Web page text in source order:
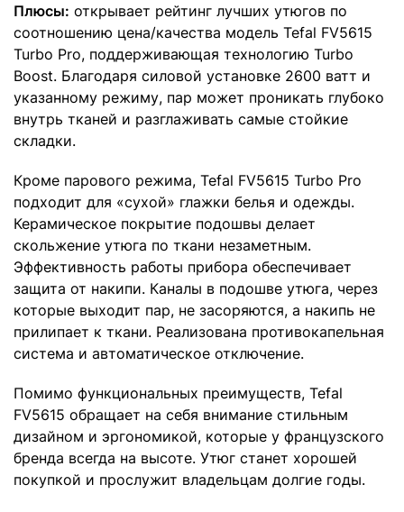
Плюсы: открывает рейтинг лучших утюгов по
соотношению цена/качества модель Tefal FV5615
Turbo Pro, поддерживающая технологию Turbo
Boost. Благодаря силовой установке 2600 ватт и
указанному режиму, пар может проникать глубоко
внутрь тканей и разглаживать самые стойкие
складки.
Кроме парового режима, Tefal FV5615 Turbo Pro
подходит для «сухой» глажки белья и одежды.
Керамическое покрытие подошвы делает
скольжение утюга по ткани незаметным.
Эффективность работы прибора обеспечивает
защита от накипи. Каналы в подошве утюга, через
которые выходит пар, не засоряются, а накипь не
прилипает к ткани. Реализована противокапельная
система и автоматическое отключение.
Помимо функциональных преимуществ, Tefal
FV5615 обращает на себя внимание стильным
дизайном и эргономикой, которые у французского
бренда всегда на высоте. Утюг станет хорошей
покупкой и прослужит владельцам долгие годы.